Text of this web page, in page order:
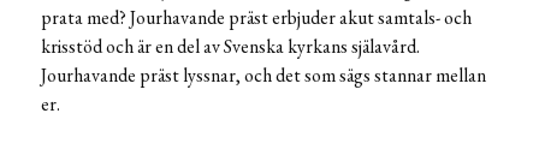
prata med? Jourhavande präst erbjuder akut samtals- och
krisstöd och är en del av Svenska kyrkans själavård.
Jourhavande präst lyssnar, och det som sägs stannar mellan
er.